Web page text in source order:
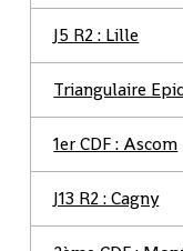
J5 R2 : Lille
Triangulaire
1er CDF : Ascom
J13 R2 : Cagny